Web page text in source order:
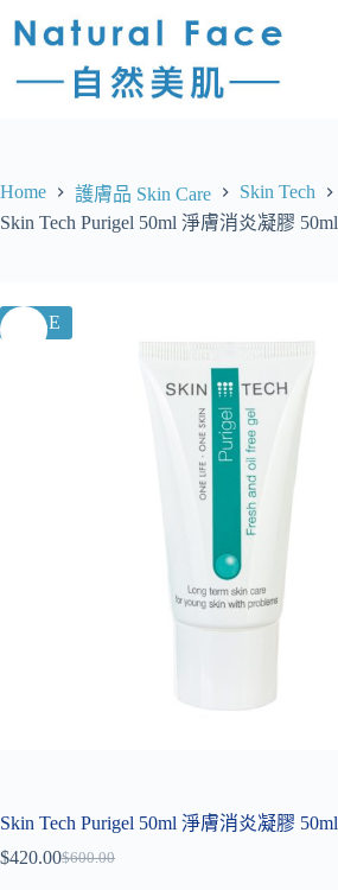
Home 護膚品 Skin Care
Skin Tech
Skin Tech Purigel 50ml 淨膚消炎凝膠 50ml
SALE
Skin Tech Purigel 50ml 淨膚消炎凝膠 50ml
$600.00
$420.00